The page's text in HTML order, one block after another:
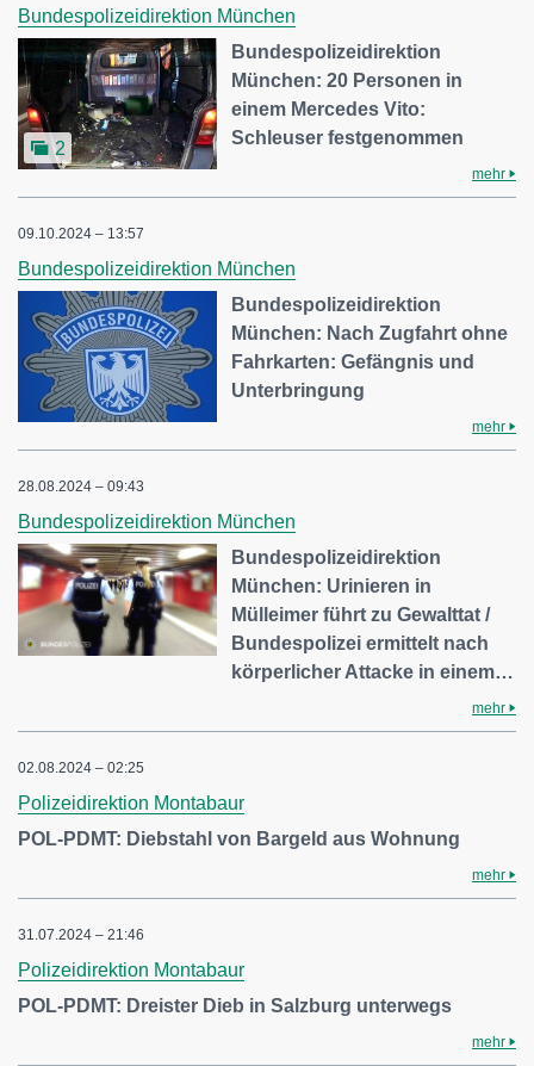
Bundespolizeidirektion München
2
Bundespolizeidirektion
München: 20 Personen in
einem Mercedes Vito:
Schleuser festgenommen
mehr
09.10.2024 – 13:57
Bundespolizeidirektion München
Bundespolizeidirektion
München: Nach Zugfahrt ohne
Fahrkarten: Gefängnis und
Unterbringung
mehr
28.08.2024 – 09:43
Bundespolizeidirektion München
Bundespolizeidirektion
München: Urinieren in
Mülleimer führt zu Gewalttat /
Bundespolizei ermittelt nach
körperlicher Attacke in einem…
mehr
02.08.2024 – 02:25
Polizeidirektion Montabaur
POL-PDMT: Diebstahl von Bargeld aus Wohnung
mehr
31.07.2024 – 21:46
Polizeidirektion Montabaur
POL-PDMT: Dreister Dieb in Salzburg unterwegs
mehr